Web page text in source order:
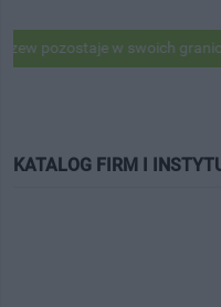
w swoich granicach.
KATALOG FIRM I